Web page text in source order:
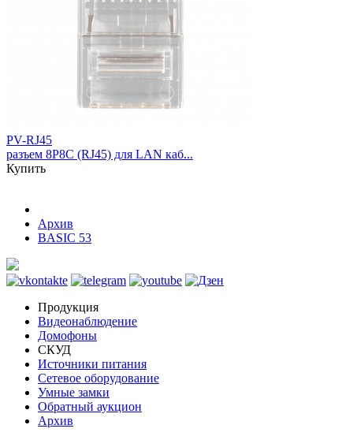
PV-RJ45
разъем 8P8C (RJ45) для LAN каб...
Купить
Архив
BASIC 53
Продукция
Видеонаблюдение
Домофоны
СКУД
Источники питания
Сетевое оборудование
Умные замки
Обратный аукцион
Архив